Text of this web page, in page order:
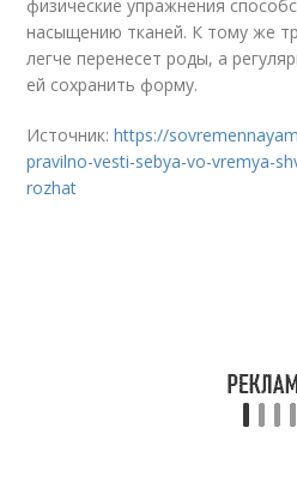
физические упражнения
насыщению тканей. К тому же
легче перенесет роды, а
ей сохранить форму.
Источник:https://
pravilno-vesti-sebya-vo-vremya-
rozhat